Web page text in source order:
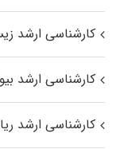
کارشناسی ارشد
کارشناسی ارشد
کارشناسی ارشد